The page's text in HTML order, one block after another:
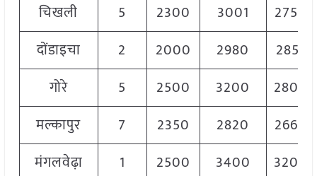
चिखली
5 2300 3001
2750
दोंडाइचा
2 2000 2980
2851
गोरे
5 2500 3200
2800
मल्कापुर
7 2350 2820
2660
मंगलवेढ़ा
1 2500 3400
3200